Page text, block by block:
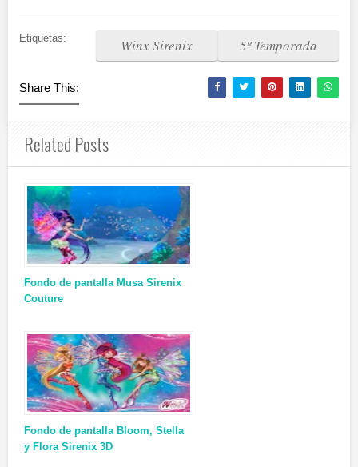
Etiquetas: 5º Temporada
Winx Sirenix
Share This:
Related Posts
Fondo de pantalla Musa Sirenix
Couture
Fondo de pantalla Bloom, Stella
y Flora Sirenix 3D